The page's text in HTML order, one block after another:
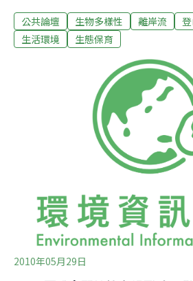
一通電話求救，但警消搜救多時卻無
河谷失溫而喪命。博崴失溫的關鍵在
的河谷並不適合做為迷途時下山求救
是往向陽的山頂走，儘量讓搜救者看
失愛子之後，成立了面山教育的訊息
走，呼籲國人重視山野教育與尊重原
也提出國賠訴訟，要求調查南投警消
否有疏漏而延誤了救援。日前台北地
家276萬。消息一出，相關的社群意
這是整頓救援體系的契機。博崴媽媽
公共論壇 生物多樣性 離岸流
生活環境
生態保育
2010年05月29日